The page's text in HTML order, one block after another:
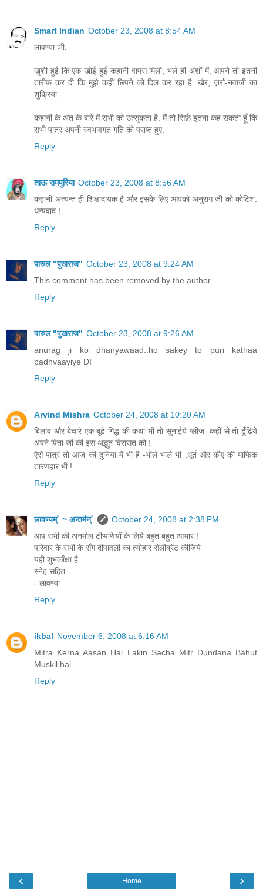
Smart Indian October 23, 2008 at 8:54 AM
लावण्या जी,
खुशी हुई कि एक खोई हुई कहानी वापस मिली, भले ही अंशों में. आपने तो इतनी
तारीफ़ कर दी कि मुझे कहीं छिपने को दिल कर रहा है. खैर, ज़र्रा-नवाजी का
शुक्रिया.
कहानी के अंत के बारे में सभी को उत्सुकता है. मैं तो सिर्फ़ इतना कह सकता हूँ कि
सभी पात्र अपनी स्वभावगत गति को प्राप्त हुए.
Reply
ताऊ रामपुरिया October 23, 2008 at 8:56 AM
कहानी अत्यन्त ही शिक्षादायक है और इसके लिए आपको अनुराग जी को कोटिश:
धन्यवाद !
Reply
पारुल "पुखराज" October 23, 2008 at 9:24 AM
This comment has been removed by the author.
Reply
पारुल "पुखराज" October 23, 2008 at 9:26 AM
anurag ji ko dhanyawaad..ho sakey to puri kathaa
padhvaayiye DI
Reply
Arvind Mishra October 24, 2008 at 10:20 AM
बिलाव और बेचारे एक बूढे गिद्ध की कथा भी तो सुनाईये प्लीज -कहीं से तो ढूँढिये
अपने पिता जी की इस अद्भुत विरासत को !
ऐसे पात्र तो आज की दुनिया में भी है -भोले भाले भी ,धूर्त और कौए की माफिक
तारणहार भी !
Reply
लावण्यम्` ~ अन्तर्मन्`
October 24, 2008 at 2:38 PM
आप सभी की अनमोल टीप्पणियोँ के लिये बहुत बहुत आभार !
परिवार के सभी के सँग दीपावली का त्योहार सेलीब्रेट कीजिये
यही शुभकाँक्षा है
स्नेह सहित -
- लावण्या
Reply
ikbal November 6, 2008 at 6:16 AM
Mitra Kerna Aasan Hai Lakin Sacha Mitr Dundana Bahut
Muskil hai
Reply
‹ ›
Home